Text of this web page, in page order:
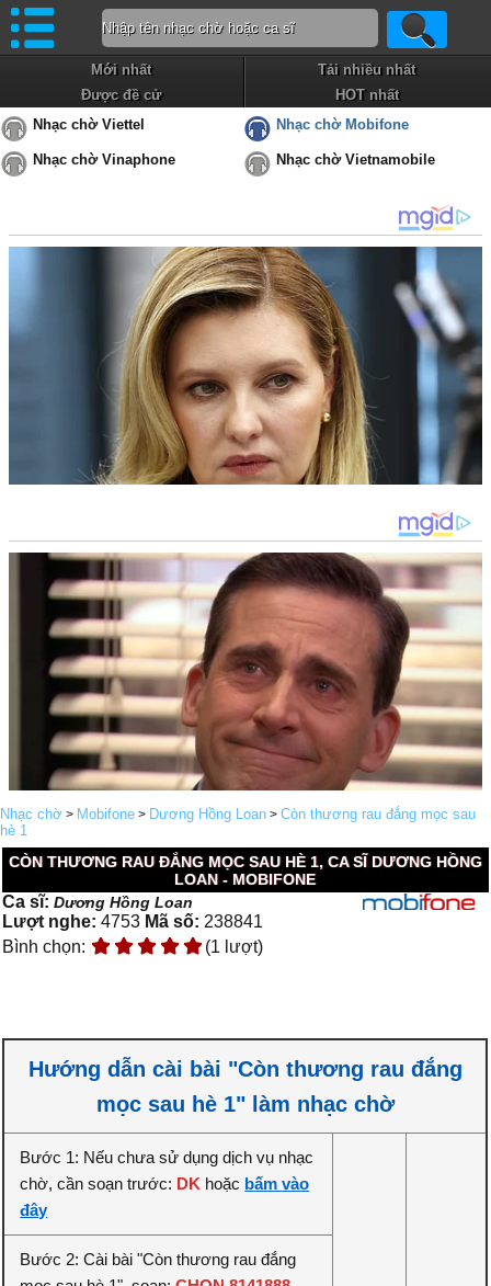
Mới nhất
Tải nhiều nhất
Được đề cử
HOT nhất
Nhạc chờ Viettel
Nhạc chờ Mobifone
Nhạc chờ Vinaphone Nhạc chờ Vietnamobile
Nhạc chờ > Mobifone > Dương Hồng Loan > Còn thương rau đắng mọc sau
hè 1
CÒN THƯƠNG RAU ĐẮNG MỌC SAU HÈ 1, CA SĨ DƯƠNG HỒNG
LOAN - MOBIFONE
Ca sĩ:Dương Hồng Loan
Lượt nghe: 4753 Mã số: 238841
Bình chọn:
(1 lượt)
Hướng dẫn cài bài "Còn thương rau đắng
mọc sau hè 1" làm nhạc chờ
Bước 1: Nếu chưa sử dụng dịch vụ nhạc
chờ, cần soạn trước: DK hoặc bấm vào
đây
Bước 2: Cài bài "Còn thương rau đắng